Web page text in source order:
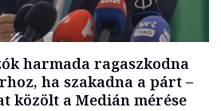
harmada ragaszkodna
ha szakadna a párt –
közölt a Medián mérése